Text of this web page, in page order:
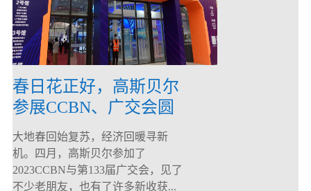
春日花正好，高斯贝尔
参展CCBN、广交会圆
满落幕！
大地春回始复苏，经济回暖寻新
机。四月，高斯贝尔参加了
2023CCBN与第133届广交会，见了
不少老朋友，也有了许多新收获...